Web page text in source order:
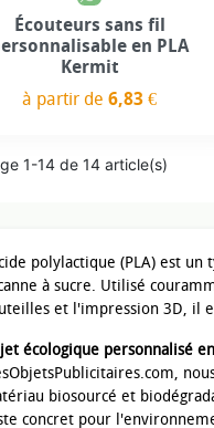
polylactique (PLA) est
à sucre. Utilisé
et l'impression 3D, il
écologique personnalisé
biosourcé et
concret pour
Écouteurs sans fil
en PLA
Kermit
à partir de6,83 €
1-14 de 14 article(s)